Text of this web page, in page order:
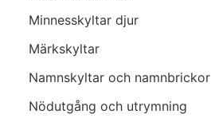
Minnesskyltar djur
Märkskyltar
Namnskyltar och namnbrickor
Nödutgång och utrymning